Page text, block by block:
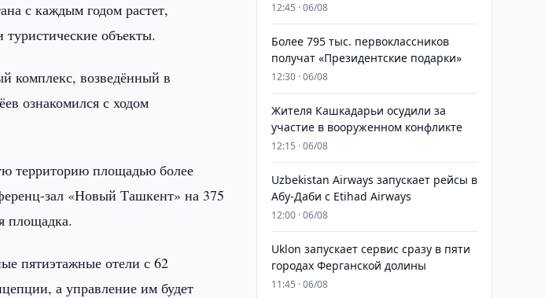
с каждым годом растет,
объекты.
комплекс, возведённый в
ознакомился с ходом
территорию площадью более
зал «Новый Ташкент» на 375
площадка.
пятиэтажные отели с 62
а управление им будет
12:45 · 06/08
Более 795 тыс. первоклассников
получат «Президентские подарки»
12:30 · 06/08
Жителя Кашкадарьи осудили за
участие в вооруженном конфликте
12:15 · 06/08
Uzbekistan Airways запускает рейсы в
Абу-Даби с Etihad Airways
12:00 · 06/08
Uklon запускает сервис сразу в пяти
городах Ферганской долины
11:45 · 06/08